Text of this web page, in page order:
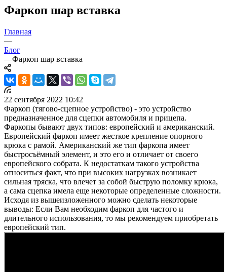
Фаркоп шар вставка
Главная
—
Блог
—Фаркоп шар вставка
22 сентября 2022 10:42
Фаркоп (тягово-сцепное устройство) - это устройство
предназначенное для сцепки автомобиля и прицепа.
Фаркопы бывают двух типов: европейский и американский.
Европейский фаркоп имеет жесткое крепление опорного
крюка с рамой. Американский же тип фаркопа имеет
быстросъёмный элемент, и это его и отличает от своего
европейского собрата. К недостаткам такого устройства
относиться факт, что при высоких нагрузках возникает
сильная тряска, что влечет за собой быструю поломку крюка,
а сама сцепка имела еще некоторые определенные сложности.
Исходя из вышеизложенного можно сделать некоторые
выводы: Если Вам необходим фаркоп для частого и
длительного использования, то мы рекомендуем приобретать
европейский тип.